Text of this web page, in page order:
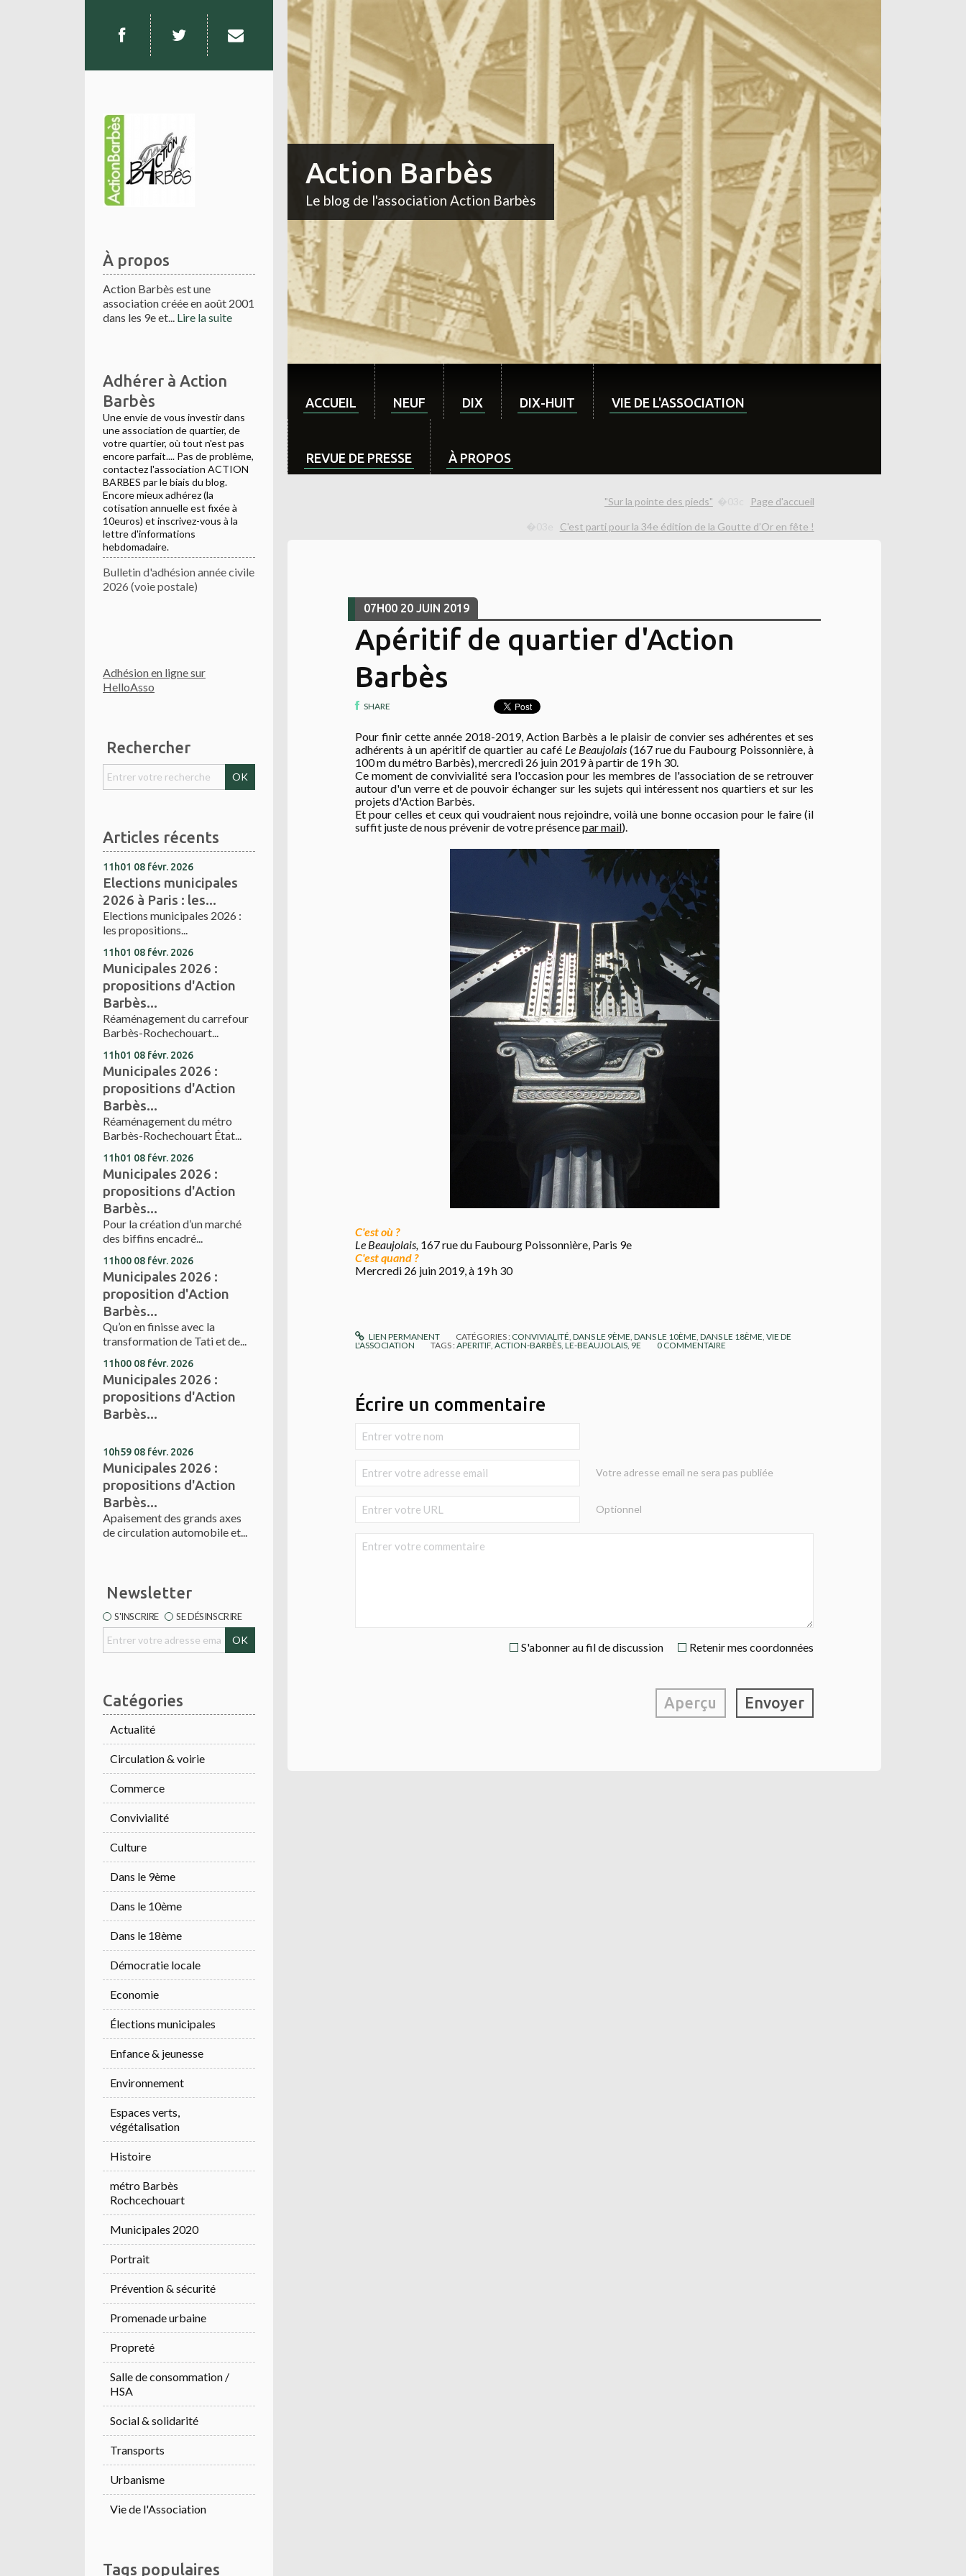
À propos
Action Barbès est une
association créée en août 2001
dans les 9e et... Lire la suite
Adhérer à Action
Barbès
Une envie de vous investir dans
une association de quartier, de
votre quartier, où tout n'est pas
encore parfait.... Pas de problème,
contactez l'association ACTION
BARBES par le biais du blog.
Encore mieux adhérez (la
cotisation annuelle est fixée à
10euros) et inscrivez-vous à la
lettre d'informations
hebdomadaire.
Bulletin d'adhésion année civile
2026 (voie postale)
Adhésion en ligne sur
HelloAsso
Rechercher
Articles récents
11h01 08 févr. 2026
Elections municipales
2026 à Paris : les...
Elections municipales 2026 :
les propositions...
11h01 08 févr. 2026
Municipales 2026 :
propositions d'Action
Barbès...
Réaménagement du carrefour
Barbès-Rochechouart...
11h01 08 févr. 2026
Municipales 2026 :
propositions d'Action
Barbès...
Réaménagement du métro
Barbès-Rochechouart État...
11h01 08 févr. 2026
Municipales 2026 :
propositions d'Action
Barbès...
Pour la création d’un marché
des biffins encadré...
11h00 08 févr. 2026
Municipales 2026 :
proposition d'Action
Barbès...
Qu’on en finisse avec la
transformation de Tati et de...
11h00 08 févr. 2026
Municipales 2026 :
propositions d'Action
Barbès...
10h59 08 févr. 2026
Municipales 2026 :
propositions d'Action
Barbès...
Apaisement des grands axes
de circulation automobile et...
Newsletter
S'INSCRIRE SE DÉSINSCRIRE
Catégories
Actualité
Circulation & voirie
Commerce
Convivialité
Culture
Dans le 9ème
Dans le 10ème
Dans le 18ème
Démocratie locale
Economie
Élections municipales
Enfance & jeunesse
Environnement
Espaces verts,
végétalisation
Histoire
métro Barbès
Rochcechouart
Municipales 2020
Portrait
Prévention & sécurité
Promenade urbaine
Propreté
Salle de consommation /
HSA
Social & solidarité
Transports
Urbanisme
Vie de l'Association
Tags populaires
Action Barbès
Le blog de l'association Action Barbès
ACCUEIL NEUF DIX DIX-HUIT VIE DE L'ASSOCIATION
REVUE DE PRESSE À PROPOS
"Sur la pointe des pieds" Page d'accueil
C'est parti pour la 34e édition de la Goutte d’Or en fête !
07H00 20 JUIN 2019
Apéritif de quartier d'Action
Barbès
SHARE
Pour finir cette année 2018-2019, Action Barbès a le plaisir de convier ses adhérentes et ses
adhérents à un apéritif de quartier au café Le Beaujolais(167 rue du Faubourg Poissonnière, à
100 m du métro Barbès), mercredi 26 juin 2019 à partir de 19 h 30.
Ce moment de convivialité sera l'occasion pour les membres de l'association de se retrouver
autour d'un verre et de pouvoir échanger sur les sujets qui intéressent nos quartiers et sur les
projets d'Action Barbès.
Et pour celles et ceux qui voudraient nous rejoindre, voilà une bonne occasion pour le faire (il
suffit juste de nous prévenir de votre présencepar mail).
C'est où ?
Le Beaujolais, 167 rue du Faubourg Poissonnière, Paris 9e
C'est quand ?
Mercredi 26 juin 2019, à 19 h 30
LIEN PERMANENT CATÉGORIES : CONVIVIALITÉ ,DANS LE 9ÈME ,DANS LE 10ÈME ,DANS LE 18ÈME ,VIE DE
L'ASSOCIATION
TAGS :APERITIF ACTION-BARBÈS LE-BEAUJOLAIS ,9E 0 COMMENTAIRE
Écrire un commentaire
Votre adresse email ne sera pas publiée
Optionnel
Retenir mes coordonnées
S'abonner au fil de discussion